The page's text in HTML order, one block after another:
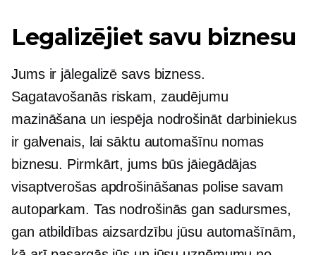
Legalizējiet savu biznesu
Jums ir jālegalizē savs bizness.
Sagatavošanās riskam, zaudējumu
mazināšana un iespēja nodrošināt darbiniekus
ir galvenais, lai sāktu automašīnu nomas
biznesu. Pirmkārt, jums būs jāiegādājas
visaptverošas apdrošināšanas polise savam
autoparkam. Tas nodrošinās gan sadursmes,
gan atbildības aizsardzību jūsu automašīnām,